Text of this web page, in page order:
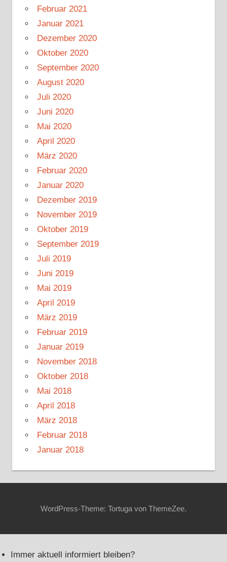
Februar 2021
Januar 2021
Dezember 2020
Oktober 2020
September 2020
August 2020
Juli 2020
Juni 2020
Mai 2020
April 2020
März 2020
Februar 2020
Januar 2020
Dezember 2019
November 2019
Oktober 2019
September 2019
Juli 2019
Juni 2019
Mai 2019
April 2019
März 2019
Februar 2019
Januar 2019
November 2018
Oktober 2018
Mai 2018
April 2018
März 2018
Februar 2018
Januar 2018
WordPress-Theme: Tortuga von ThemeZee.
Immer aktuell informiert bleiben?